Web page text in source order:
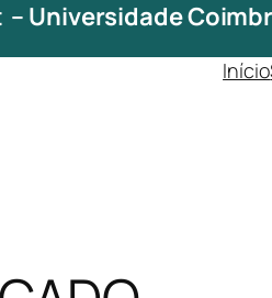
Universidade
Início